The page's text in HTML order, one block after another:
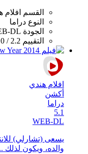
القسم
افلام
النوع دراما
الجودة DL
التقييم 2.2 / 10
افلام هندي
أكشن
دراما
5.1
WEB-DL
يسعى (تشارلي)
والده، ويكون لذلك